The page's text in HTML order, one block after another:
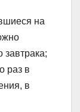
на
завтрака;
раз в
в